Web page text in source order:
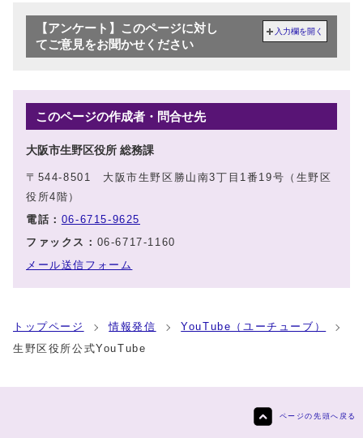
【アンケート】このページに対し
てご意見をお聞かせください
入力欄を開く
このページの作成者・問合せ先
大阪市生野区役所 総務課
〒544-8501 大阪市生野区勝山南3丁目1番19号（生野区
役所4階）
電話： 06-6715-9625
ファックス： 06-6717-1160
メール送信フォーム
トップページ 情報発信
YouTube（ユーチューブ）
生野区役所公式YouTube
ページの先頭へ戻る